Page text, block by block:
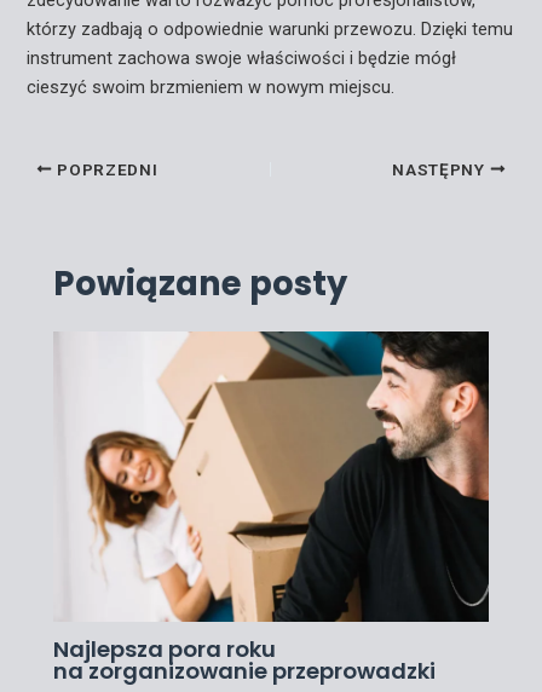
którzy zadbają o odpowiednie warunki przewozu. Dzięki temu
instrument zachowa swoje właściwości i będzie mógł
cieszyć swoim brzmieniem w nowym miejscu.
POPRZEDNI NASTĘPNY
Powiązane posty
Najlepsza pora roku
na zorganizowanie przeprowadzki